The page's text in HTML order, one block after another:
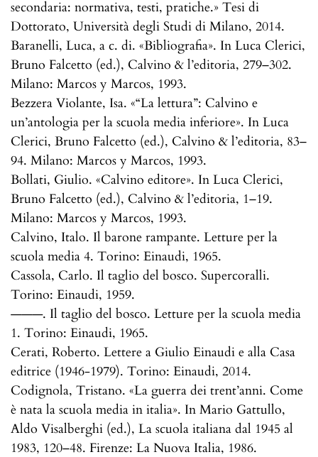
secondaria: normativa, testi, pratiche.» Tesi di
Dottorato, Università degli Studi di Milano, 2014.
Baranelli, Luca, a c. di. «Bibliografia». In Luca Clerici,
Bruno Falcetto (ed.), Calvino & l’editoria, 279–302.
Milano: Marcos y Marcos, 1993.
Bezzera Violante, Isa. «“La lettura”: Calvino e
un’antologia per la scuola media inferiore». In Luca
Clerici, Bruno Falcetto (ed.), Calvino & l’editoria, 83–
94. Milano: Marcos y Marcos, 1993.
Bollati, Giulio. «Calvino editore». In Luca Clerici,
Bruno Falcetto (ed.), Calvino & l’editoria, 1–19.
Milano: Marcos y Marcos, 1993.
Calvino, Italo. Il barone rampante. Letture per la
scuola media 4. Torino: Einaudi, 1965.
Cassola, Carlo. Il taglio del bosco. Supercoralli.
Torino: Einaudi, 1959.
———. Il taglio del bosco. Letture per la scuola media
1. Torino: Einaudi, 1965.
Cerati, Roberto. Lettere a Giulio Einaudi e alla Casa
editrice (1946-1979). Torino: Einaudi, 2014.
Codignola, Tristano. «La guerra dei trent’anni. Come
è nata la scuola media in italia». In Mario Gattullo,
Aldo Visalberghi (ed.), La scuola italiana dal 1945 al
1983, 120–48. Firenze: La Nuova Italia, 1986.